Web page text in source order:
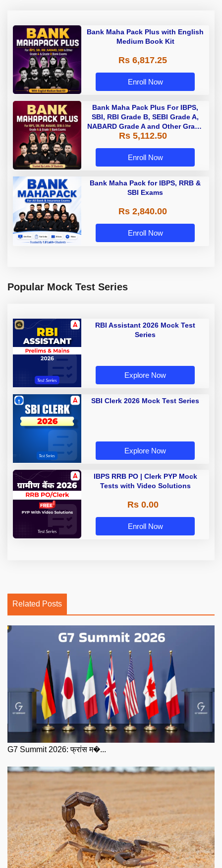
Bank Maha Pack Plus with English
Medium Book Kit
Rs 6,817.25
Enroll Now
Bank Maha Pack Plus For IBPS,
SBI, RBI Grade B, SEBI Grade A,
NABARD Grade A and Other Grade
A & Grade B Bank Exams
Rs 5,112.50
Enroll Now
Bank Maha Pack for IBPS, RRB &
SBI Exams
Rs 2,840.00
Enroll Now
Popular Mock Test Series
RBI Assistant 2026 Mock Test
Series
Explore Now
SBI Clerk 2026 Mock Test Series
Explore Now
IBPS RRB PO | Clerk PYP Mock
Tests with Video Solutions
Rs 0.00
Enroll Now
Related Posts
G7 Summit 2026: फ्रांस म�...